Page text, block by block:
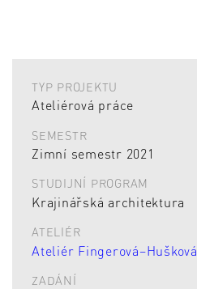
TYP PROJEKTU
Ateliérová práce
SEMESTR
Zimní semestr 2021
STUDIJNÍ PROGRAM
Krajinářská architektura
ATELIÉR
Ateliér Fingerová–Hušková
ZADÁNÍ